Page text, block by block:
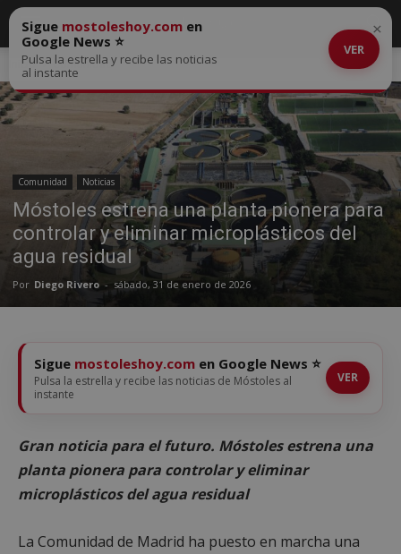
Inicio Comunidad
Comunidad Noticias
Móstoles estrena una planta pionera para
controlar y eliminar microplásticos del
agua residual
Por Diego Rivero - sábado, 31 de enero de 2026
Sigue mostoleshoy.com en
Google News ⭐
Pulsa la estrella y recibe las noticias
al instante
VER
×
Sigue mostoleshoy.com en Google News ⭐
Pulsa la estrella y recibe las noticias de Móstoles al
instante
VER
Gran noticia para el futuro. Móstoles estrena una
planta pionera para controlar y eliminar
microplásticos del agua residual
La Comunidad de Madrid ha puesto en marcha una